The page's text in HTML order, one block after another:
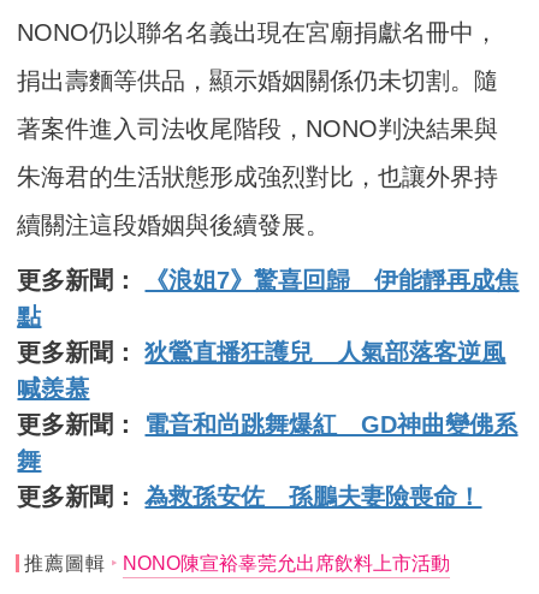
NONO仍以聯名名義出現在宮廟捐獻名冊中，
捐出壽麵等供品，顯示婚姻關係仍未切割。隨
著案件進入司法收尾階段，NONO判決結果與
朱海君的生活狀態形成強烈對比，也讓外界持
續關注這段婚姻與後續發展。
更多新聞：
《浪姐7》驚喜回歸 伊能靜再成焦
點
更多新聞：狄鶯直播狂護兒 人氣部落客逆風
喊羨慕
更多新聞： 電音和尚跳舞爆紅 GD神曲變佛系
舞
更多新聞：為救孫安佐 孫鵬夫妻險喪命！
推薦圖輯 NONO陳宣裕辜莞允出席飲料上市活動